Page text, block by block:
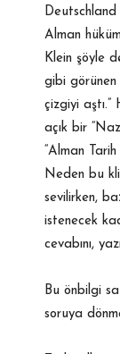
Deutschland
Alman
Klein şöyle
gibi görünen
çizgiyi aştı.”
açık bir
“Alman
Neden bu
sevilirken,
istenecek
cevabını,
Bu önbilgi
soruya